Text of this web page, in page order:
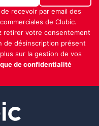
recevoir par email des
de Clubic.
retirer votre consentement
de désinscription présent
sur la gestion de vos
de confidentialité